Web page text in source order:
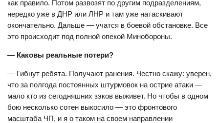
как правило. Потом развозят по другим подразделениям,
нередко уже в ДНР или ЛНР и там уже натаскивают
окончательно. Дальше — учатся в боевой обстановке. Все
это происходит под полной опекой Минобороны.
— Каковы реальные потери?
— Гибнут ребята. Получают ранения. Честно скажу: уверен,
что за полгода постоянных штурмовок на острие атаки —
мало кто из сегодняшних зэков выживет. Но чтобы в одном
бою несколько сотен выкосило — это фронтового
масштаба ЧП, и я о таком на своем направлении